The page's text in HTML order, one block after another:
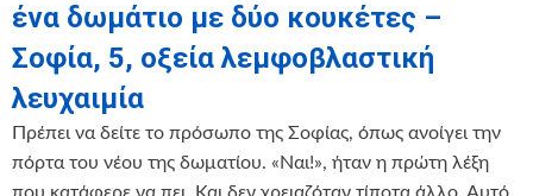
ένα δωμάτιο με δύο κουκέτες –
Σοφία, 5, οξεία λεμφοβλαστική
λευχαιμία
Πρέπει να δείτε το πρόσωπο της Σοφίας, όπως ανοίγει την
πόρτα του νέου της δωματίου. «Ναι!», ήταν η πρώτη λέξη